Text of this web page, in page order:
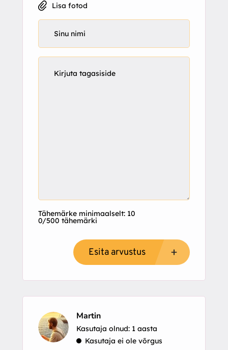
Lisa fotod
Tähemärke minimaalselt: 10
0/500 tähemärki
Esita arvustus
Martin
Kasutaja olnud: 1 aasta
Kasutaja ei ole võrgus